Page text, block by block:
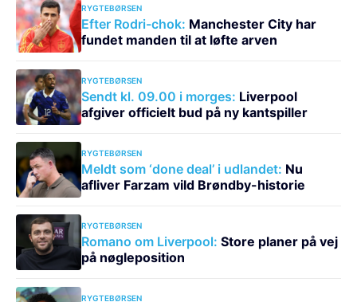
RYGTEBØRSEN
Efter Rodri-chok: Manchester City har
fundet manden til at løfte arven
RYGTEBØRSEN
Sendt kl. 09.00 i morges: Liverpool
afgiver officielt bud på ny kantspiller
RYGTEBØRSEN
Meldt som ‘done deal’ i udlandet: Nu
afliver Farzam vild Brøndby-historie
RYGTEBØRSEN
Romano om Liverpool: Store planer på vej
på nøgleposition
RYGTEBØRSEN